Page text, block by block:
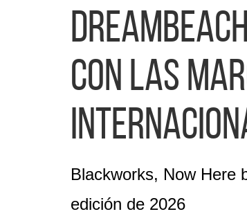
con las
Blackworks, Now Here
edición de 2026